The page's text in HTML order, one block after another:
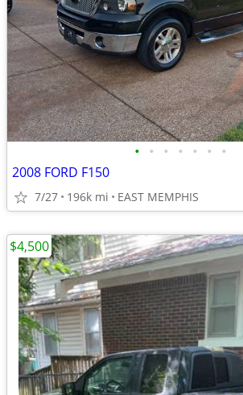
• • • • • • •
2008 FORD F150
7/27 196k mi EAST MEMPHIS
$4,500